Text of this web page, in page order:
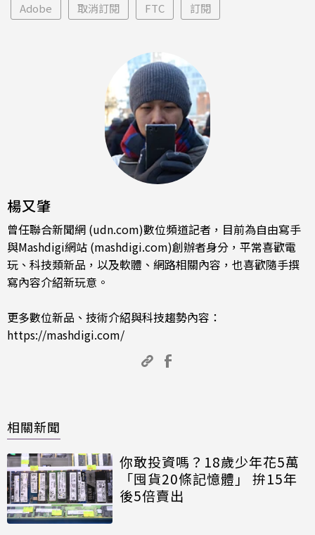
Adobe 取消訂閱 FTC 訂閱
楊又肇
曾任聯合新聞網 (udn.com)數位頻道記者，目前為自由寫手
與Mashdigi網站 (mashdigi.com)創辦者身分，平常喜歡電
玩、科技類新品，以及軟體、網路相關內容，也喜歡隨手撰
寫內容介紹新玩意。
更多數位新品、技術介紹與科技趨勢內容：
https://mashdigi.com/
相關新聞
你敢投資嗎？18歲少年花5萬
「囤貨20條記憶體」 拚15年
後5倍賣出